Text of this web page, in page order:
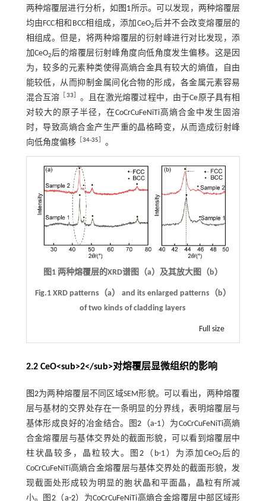
两种熔覆层进行分析，如 图1所示。可以发现，两种熔覆层
均由FCC相和BCC相组成，添加CeO2后并不会改变熔覆层的
相组成。但是，将两种熔覆层的衍射峰进行对比发现，添
加CeO2后的熔覆层衍射峰角度向低角度发生偏移。这是因
为，较多的元素种类使得高熵合金具有较大的熵值，自由
能较低，从而抑制金属间化合物的形成，各金属元素容易
混合互溶
33
。且在激光熔覆过程中，由于Ce原子具有相
对较大的原子半径，在CoCrCuFeNiTi高熵合金中发生固溶
时，导致高熵合金产生严重的晶格畸变，从而造成衍射峰
向低角度偏移
34-35 。
图1 两种熔覆层的XRD谱图（a）及其放大图（b）
Fig.1 XRD patterns（a） and its enlarged patterns（b）
of two kinds of cladding layers
Full size
2.2 CeO<sub>2</sub>对熔覆层显微组织的影响
图2为两种熔覆层不同区域SEM形貌。可以看出，两种熔覆
层与基材的交界处存在一条明显的分界线，表明熔覆层与
基体形成良好的冶金结合。图2 （a-1）为CoCrCuFeNiTi高熵
合金熔覆层与基体交界处的截面形貌，可以看到熔覆层中
柱状晶较多，晶粒较大。图 2（b-1）为添加CeO2 后的
CoCrCuFeNiTi高熵合金熔覆层与基体交界处的截面形貌，发
现截面处形成较为明显的胞状晶和平面晶，晶粒有所减
小。图 2（a-2）为CoCrCuFeNiTi高熵合金熔覆层中部区域形